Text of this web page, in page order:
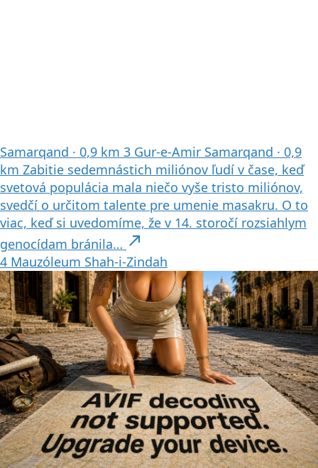
Samarqand · 0,9 km 3 Gur-e-Amir Samarqand · 0,9
km Zabitie sedemnástich miliónov ľudí v čase, keď
svetová populácia mala niečo vyše tristo miliónov,
svedčí o určitom talente pre umenie masakru. O to
viac, keď si uvedomíme, že v 14. storočí rozsiahlym
genocídam bránila… north_east
4 Mauzóleum Shah-i-Zindah